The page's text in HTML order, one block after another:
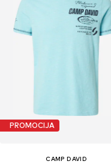
PROMOCIJA
CAMP DAVID